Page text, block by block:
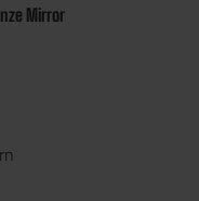
Mirror